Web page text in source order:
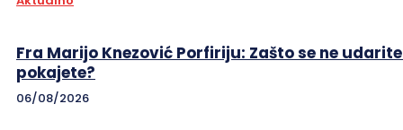
Fra Marijo Knezović Porfiriju: Zašto se ne
pokajete?
06/08/2026